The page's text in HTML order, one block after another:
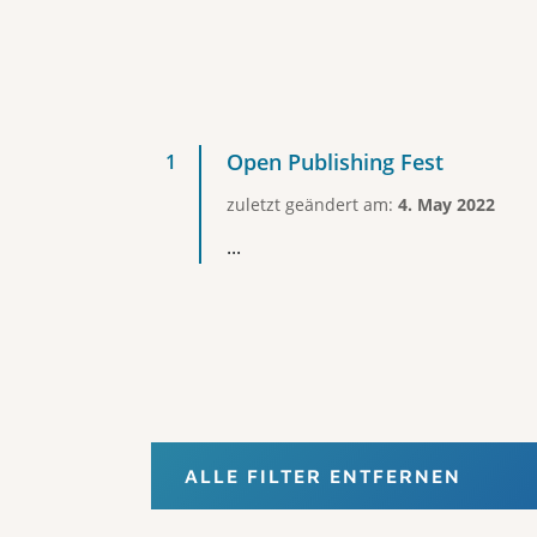
Open Publishing Fest
zuletzt geändert am: 4. May 2022
...
ALLE FILTER ENTFERNEN